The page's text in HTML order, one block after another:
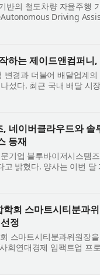
반의 철도차량 자율주행
Driving
과 운행 환경을 고...
하는 제이드앤컴퍼
변경과 더불어 배달업계
섰다. 최근 국내 배달 시
배달 플랫폼 ...
, 네이버클라우드와
등재
기업 블루바이저시스템
고 밝혔다. 양사는 이번
인터뷰가 네...
회 스마트시티분과
정
스마트시티분과위원장
회연대경제 임팩트업 프
원씩 총 60억원을...